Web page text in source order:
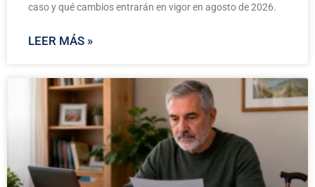
caso y qué cambios entrarán en vigor en agosto de 2026.
LEER MÁS »